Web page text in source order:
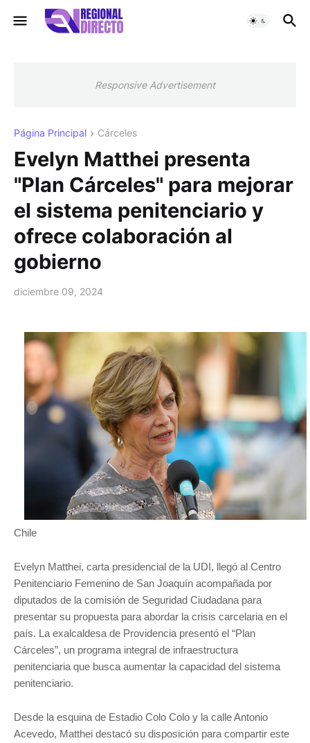
Responsive Advertisement
Página Principal Cárceles
Evelyn Matthei presenta
"Plan Cárceles" para mejorar
el sistema penitenciario y
ofrece colaboración al
gobierno
diciembre 09, 2024
Chile
Evelyn Matthei, carta presidencial de la UDI, llegó al Centro
Penitenciario Femenino de San Joaquín acompañada por
diputados de la comisión de Seguridad Ciudadana para
presentar su propuesta para abordar la crisis carcelaria en el
país. La exalcaldesa de Providencia presentó el “Plan
Cárceles”, un programa integral de infraestructura
penitenciaria que busca aumentar la capacidad del sistema
penitenciario.
Desde la esquina de Estadio Colo Colo y la calle Antonio
Acevedo, Matthei destacó su disposición para compartir este